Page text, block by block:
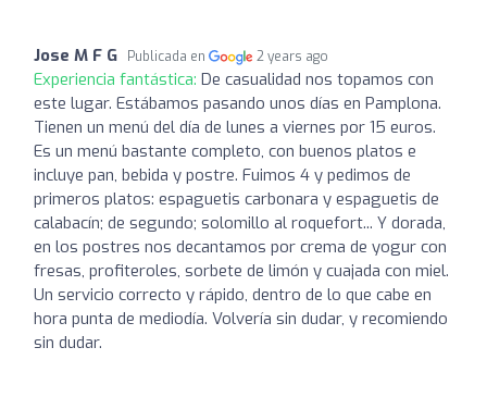
Jose M F G Publicada en 2 years ago
Experiencia fantástica: De casualidad nos topamos con
este lugar. Estábamos pasando unos días en Pamplona.
Tienen un menú del día de lunes a viernes por 15 euros.
Es un menú bastante completo, con buenos platos e
incluye pan, bebida y postre. Fuimos 4 y pedimos de
primeros platos: espaguetis carbonara y espaguetis de
calabacín; de segundo; solomillo al roquefort... Y dorada,
en los postres nos decantamos por crema de yogur con
fresas, profiteroles, sorbete de limón y cuajada con miel.
Un servicio correcto y rápido, dentro de lo que cabe en
hora punta de mediodía. Volvería sin dudar, y recomiendo
sin dudar.